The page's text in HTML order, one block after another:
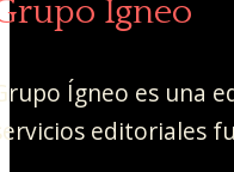
Ígneo
Ígneo es una
editoriales